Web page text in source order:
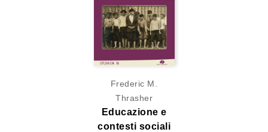
Frederic M.
Thrasher
Educazione e
contesti sociali